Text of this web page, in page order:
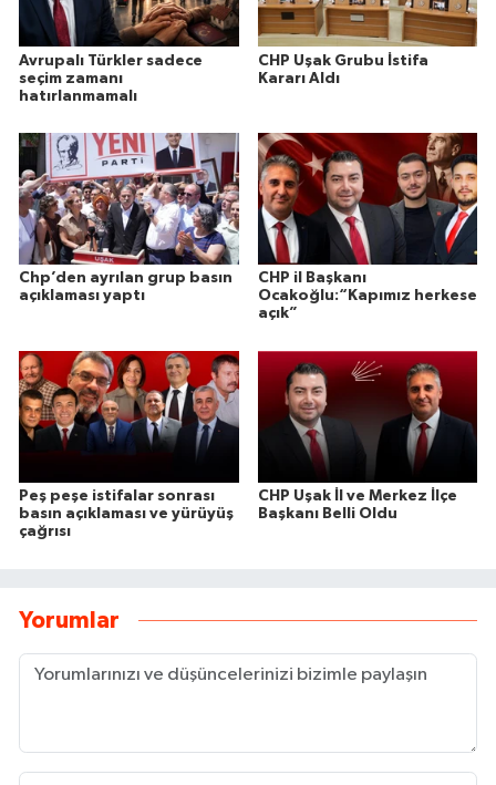
Avrupalı Türkler sadece
seçim zamanı
hatırlanmamalı
CHP Uşak Grubu İstifa
Kararı Aldı
Chp’den ayrılan grup basın
açıklaması yaptı
CHP il Başkanı
Ocakoğlu:“Kapımız herkese
açık”
Peş peşe istifalar sonrası
basın açıklaması ve yürüyüş
çağrısı
CHP Uşak İl ve Merkez İlçe
Başkanı Belli Oldu
Yorumlar